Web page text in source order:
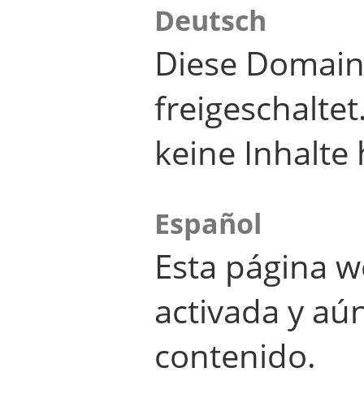
Deutsch
Diese
keine Inhalte
Español
Esta página
activada y
contenido.